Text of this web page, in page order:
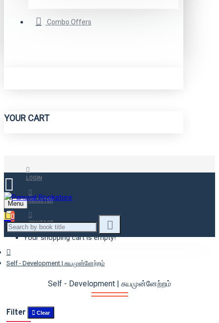
Combo Offers
YOUR CART
LOGIN
REGISTER
CONTACT
Menu
0
Your shopping cart is empty!
Self - Development | சுயமுன்னேற்றம்
Self - Development | சுயமுன்னேற்றம்
Filter Clear